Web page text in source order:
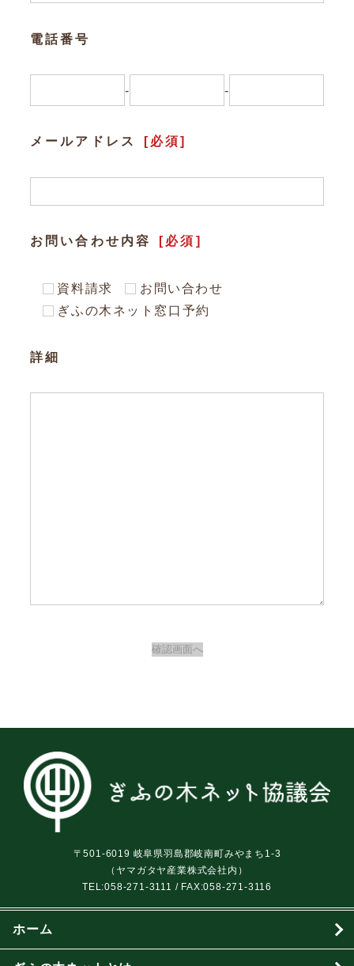
電話番号
- -
メールアドレス [必須]
お問い合わせ内容 [必須]
資料請求
お問い合わせ
ぎふの木ネット窓口予約
詳細
〒501-6019 岐阜県羽島郡岐南町みやまち1-3
（ヤマガタヤ産業株式会社内）
TEL:058-271-3111 / FAX:058-271-3116
ホーム